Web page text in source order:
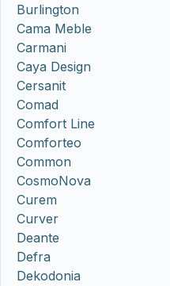
Burlington
Cama Meble
Carmani
Caya Design
Cersanit
Comad
Comfort Line
Comforteo
Common
CosmoNova
Curem
Curver
Deante
Defra
Dekodonia